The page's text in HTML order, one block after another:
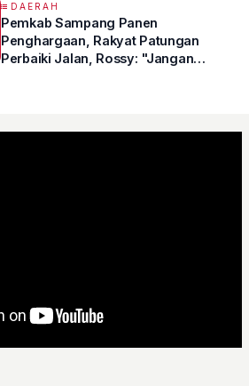
DAERAH
Pemkab Sampang Panen
Penghargaan, Rakyat Patungan
Perbaiki Jalan, Rossy: "Jangan